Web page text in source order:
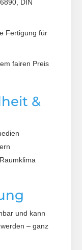
DIN
Fertigung für
fairen Preis
&
und kann
– ganz